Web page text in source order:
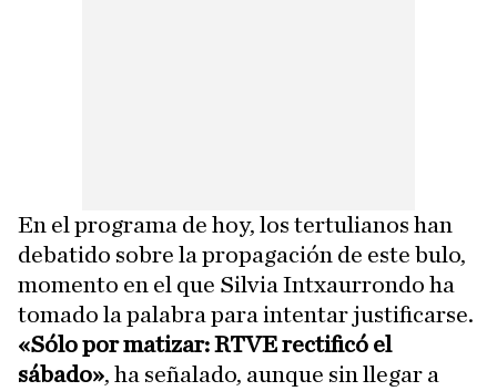
En el programa de hoy, los tertulianos han
debatido sobre la propagación de este bulo,
momento en el que Silvia Intxaurrondo ha
tomado la palabra para intentar justificarse.
«Sólo por matizar: RTVE rectificó el
sábado», ha señalado, aunque sin llegar a